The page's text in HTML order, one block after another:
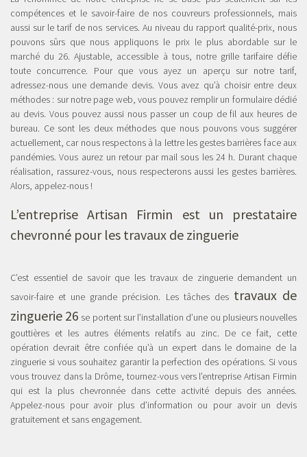
compétences et le savoir-faire de nos couvreurs professionnels, mais
aussi sur le tarif de nos services. Au niveau du rapport qualité-prix, nous
pouvons sûrs que nous appliquons le prix le plus abordable sur le
marché du 26. Ajustable, accessible à tous, notre grille tarifaire défie
toute concurrence. Pour que vous ayez un aperçu sur notre tarif,
adressez-nous une demande devis. Vous avez qu’à choisir entre deux
méthodes : sur notre page web, vous pouvez remplir un formulaire dédié
au devis. Vous pouvez aussi nous passer un coup de fil aux heures de
bureau. Ce sont les deux méthodes que nous pouvons vous suggérer
actuellement, car nous respectons à la lettre les gestes barrières face aux
pandémies. Vous aurez un retour par mail sous les 24 h. Durant chaque
réalisation, rassurez-vous, nous respecterons aussi les gestes barrières.
Alors, appelez-nous !
L’entreprise Artisan Firmin est un prestataire
chevronné pour les travaux de zinguerie
C’est essentiel de savoir que les travaux de zinguerie demandent un
savoir-faire et une grande précision. Les tâches des travaux de
zinguerie 26 se portent sur l’installation d’une ou plusieurs nouvelles
gouttières et les autres éléments relatifs au zinc. De ce fait, cette
opération devrait être confiée qu’à un expert dans le domaine de la
zinguerie si vous souhaitez garantir la perfection des opérations. Si vous
vous trouvez dans la Drôme, tournez-vous vers l’entreprise Artisan Firmin
qui est la plus chevronnée dans cette activité depuis des années.
Appelez-nous pour avoir plus d’information ou pour avoir un devis
gratuitement et sans engagement.